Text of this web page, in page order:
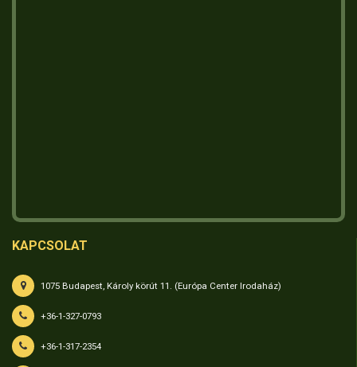
KAPCSOLAT
1075 Budapest, Károly körút 11. (Európa Center Irodaház)
+36-1-327-0793
+36-1-317-2354